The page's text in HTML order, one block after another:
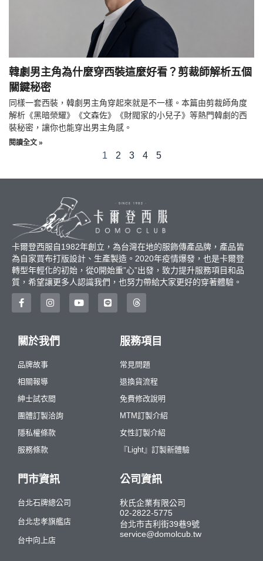
韓劇男主角為什麼穿西裝這麼好看？剪裁師解析五個
關鍵秘密
同樣一套西裝，韓劇男主角穿起來就是不一樣。本篇由剪裁師角度
解析《黑暗榮耀》《文森佐》《財閥家的小兒子》等熱門韓劇的西
裝秘密，讓你也能穿出男主角感。
閱讀全文 »
1 2 3 4 5
卡爾登西服自1982年創立，為台灣在地的服飾傳產品牌，產品皆
為自家買布打版設計、生產製造。2020年疫情爆發，也是卡爾登
轉型年輕化的初始，從0開始重”心”出發，致力提升服務項目和品
質，希望讓更多人認識我們，也努力帶給大家更好的穿著體驗。
關於我們
品牌故事
相關報導
紳士試衣間
團體訂製洽詢
隱私權條款
服務條款
服務項目
常見問題
退換貨流程
免費修改說明
MTM訂製介紹
女性訂製介紹
『Light』訂製新體驗
門市資訊
台北石牌總公司
台北忠孝旗艦店
台中向上店
公司資訊
秋氏企業有限公司
02-2822-5775
台北市吉利街39巷9號
service@domolcub.tw